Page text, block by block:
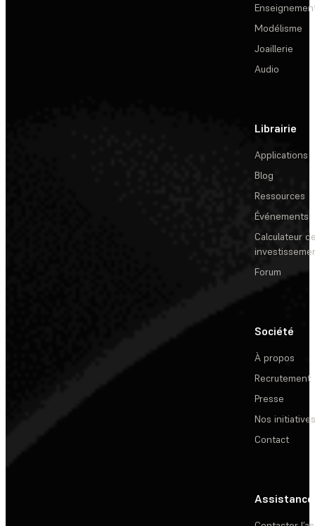
Modélisme
Joaillerie
Audio
Librairie
Applications
Blog
Ressources
Événements
Calculateur
Forum
Société
À propos
Recrutement
Presse
Nos initiatives
Contact
Assistance